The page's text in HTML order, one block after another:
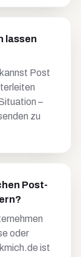
lassen
Post
–
zu
Post-
oder
ist